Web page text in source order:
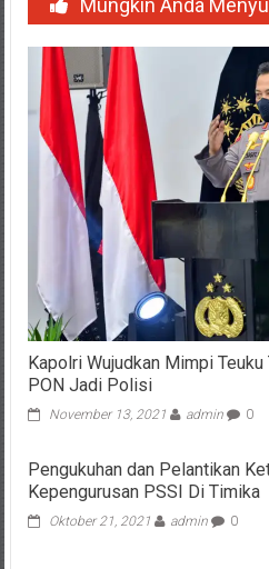
Mungkin Anda
Kapolri Wujudkan Mimpi
PON Jadi Polisi
November 13, 2021 admin 0
Pengukuhan dan Pelantikan
Kepengurusan PSSI Di Timika
Oktober 21, 2021 admin 0